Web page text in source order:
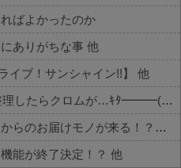
ばよかったのか
ありがちな事 他
イブ！サンシャイン!!】 他
【草】彩獣神祭のためにBOX整理したらクロムが…ｷﾀ━━━(ﾟ∀ﾟ)━━━!! 他
【期待】『カーミラとツクモ』からのお届けモノが来る！？内容はこちら 他
能が終了決定！？ 他